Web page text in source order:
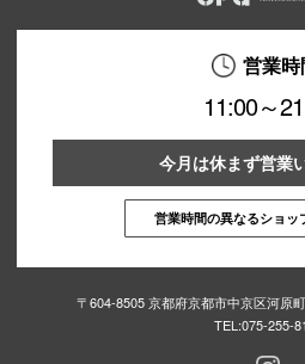
営業時
11:00～
今月は休まず営業
営業時間の異なるショッ
〒604-8505 京都府京都市中京区河原
TEL:075-255-